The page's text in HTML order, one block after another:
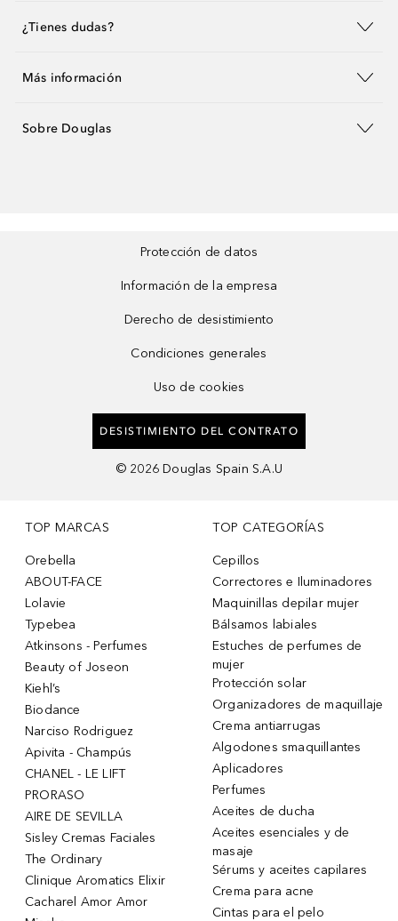
¿Tienes dudas?
Más información
Sobre Douglas
Protección de datos
Información de la empresa
Derecho de desistimiento
Condiciones generales
Uso de cookies
DESISTIMIENTO DEL CONTRATO
© 2026 Douglas Spain S.A.U
TOP MARCAS
Orebella
ABOUT-FACE
Lolavie
Typebea
Atkinsons - Perfumes
Beauty of Joseon
Kiehl’s
Biodance
Narciso Rodriguez
Apivita - Champús
CHANEL - LE LIFT
PRORASO
AIRE DE SEVILLA
Sisley Cremas Faciales
The Ordinary
Clinique Aromatics Elixir
Cacharel Amor Amor
TOP CATEGORÍAS
Cepillos
Correctores e Iluminadores
Maquinillas depilar mujer
Bálsamos labiales
Estuches de perfumes de
mujer
Protección solar
Organizadores de maquillaje
Crema antiarrugas
Algodones smaquillantes
Aplicadores
Perfumes
Aceites de ducha
Aceites esenciales y de
masaje
Sérums y aceites capilares
Crema para acne
Cintas para el pelo